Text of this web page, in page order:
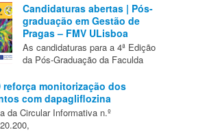
Candidaturas abertas | Pós-
graduação em Gestão de
Pragas – FMV ULisboa
As candidaturas para a 4ª Edição
da Pós-Graduação da Faculda
reforça monitorização dos
com dapagliflozina
da Circular Informativa n.º